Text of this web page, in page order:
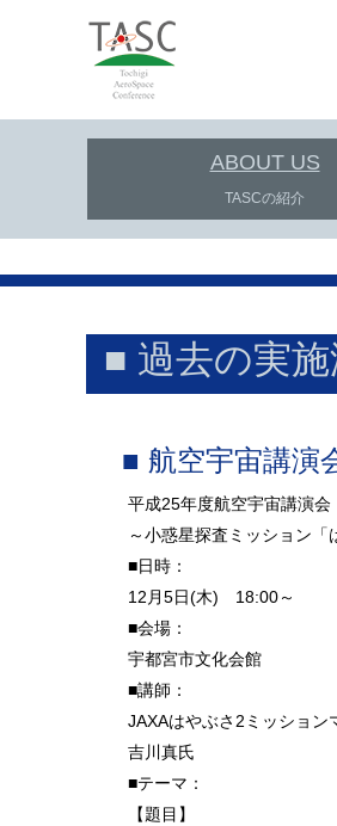
ABOUT US
TASCの紹介
■ 過去の実
■ 航空宇宙講演
平成25年度航空宇宙講演
～小惑星探査ミッション「
■日時：
12月5日(木) 18:00～
■会場：
宇都宮市文化会館
■講師：
JAXAはやぶさ2ミッション
吉川真氏
■テーマ：
【題目】